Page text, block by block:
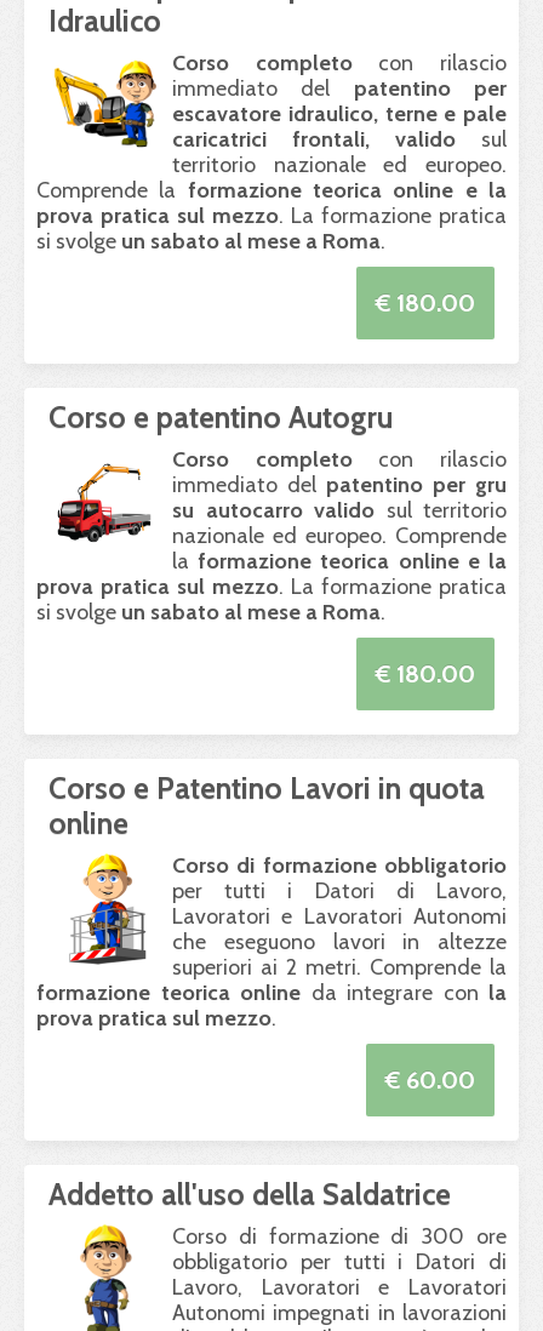
Idraulico
Corso completocon rilascio
immediato del patentino per
escavatore idraulico, terne e pale
caricatrici frontali, valido sul
territorio nazionale ed europeo.
Comprende la formazione teorica online e la
prova pratica sul mezzo. La formazione pratica
si svolge un sabato al mese a Roma.
€ 180.00
Corso e patentino Autogru
Corso completocon rilascio
immediato del patentino per gru
su autocarro valido sul territorio
nazionale ed europeo. Comprende
laformazione teorica online e la
prova pratica sul mezzo. La formazione pratica
si svolge un sabato al mese a Roma.
€ 180.00
Corso e Patentino Lavori in quota
online
Corso di formazione obbligatorio
per tutti i Datori di Lavoro,
Lavoratori e Lavoratori Autonomi
che eseguono lavori in altezze
superiori ai 2 metri. Comprende la
formazione teorica online da integrare con la
prova pratica sul mezzo.
€ 60.00
Addetto all'uso della Saldatrice
Corso di formazione di 300 ore
obbligatorio per tutti i Datori di
Lavoro, Lavoratori e Lavoratori
Autonomi impegnati in lavorazioni